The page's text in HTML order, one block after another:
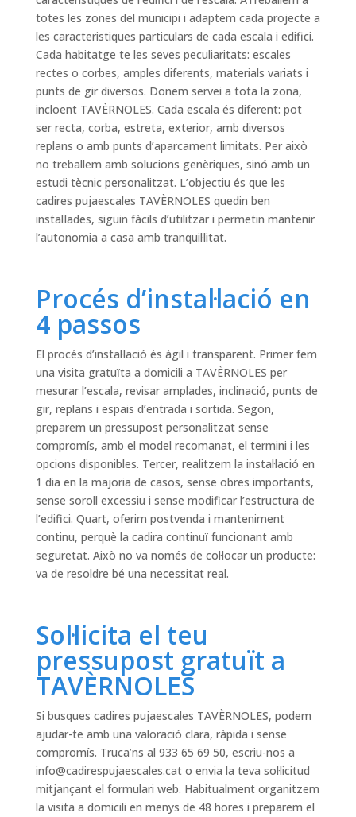
totes les zones del municipi i adaptem cada projecte a
les caracteristiques particulars de cada escala i edifici.
Cada habitatge te les seves peculiaritats: escales
rectes o corbes, amples diferents, materials variats i
punts de gir diversos. Donem servei a tota la zona,
incloent TAVÈRNOLES. Cada escala és diferent: pot
ser recta, corba, estreta, exterior, amb diversos
replans o amb punts d’aparcament limitats. Per això
no treballem amb solucions genèriques, sinó amb un
estudi tècnic personalitzat. L’objectiu és que les
cadires pujaescales TAVÈRNOLES quedin ben
instal·lades, siguin fàcils d’utilitzar i permetin mantenir
l’autonomia a casa amb tranquil·litat.
Procés d’instal·lació en
4 passos
El procés d’instal·lació és àgil i transparent. Primer fem
una visita gratuïta a domicili a TAVÈRNOLES per
mesurar l’escala, revisar amplades, inclinació, punts de
gir, replans i espais d’entrada i sortida. Segon,
preparem un pressupost personalitzat sense
compromís, amb el model recomanat, el termini i les
opcions disponibles. Tercer, realitzem la instal·lació en
1 dia en la majoria de casos, sense obres importants,
sense soroll excessiu i sense modificar l’estructura de
l’edifici. Quart, oferim postvenda i manteniment
continu, perquè la cadira continuï funcionant amb
seguretat. Això no va només de col·locar un producte:
va de resoldre bé una necessitat real.
Sol·licita el teu
pressupost gratuït a
TAVÈRNOLES
Si busques cadires pujaescales TAVÈRNOLES, podem
ajudar-te amb una valoració clara, ràpida i sense
compromís. Truca’ns al 933 65 69 50, escriu-nos a
info@cadirespujaescales.cato envia la teva sol·licitud
mitjançant el formulari web. Habitualment organitzem
la visita a domicili en menys de 48 hores i preparem el